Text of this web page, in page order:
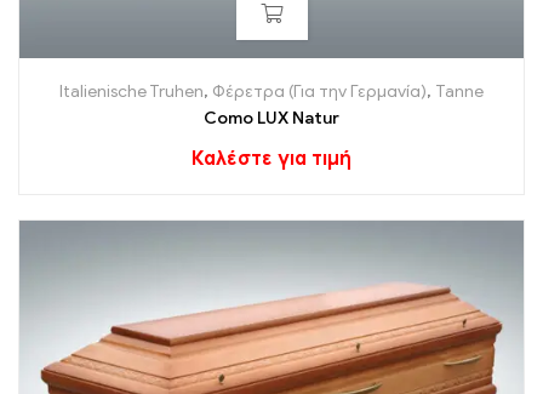
Italienische Truhen, Φέρετρα (Για την Γερμανία), Tanne
Como LUX Natur
Καλέστε για τιμή